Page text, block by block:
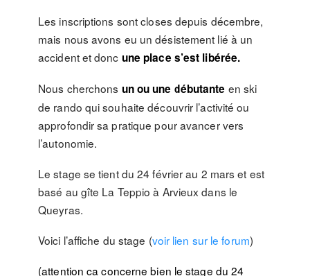
Les inscriptions sont closes depuis décembre,
mais nous avons eu un désistement lié à un
accident et donc une place s’est libérée.
Nous cherchons un ou une débutante en ski
de rando qui souhaite découvrir l’activité ou
approfondir sa pratique pour avancer vers
l’autonomie.
Le stage se tient du 24 février au 2 mars et est
basé au gîte La Teppio à Arvieux dans le
Queyras.
Voici l’affiche du stage (voir lien sur le forum)
(attention ca concerne bien le stage du 24